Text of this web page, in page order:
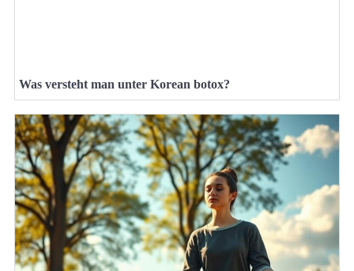
Was versteht man unter Korean botox?